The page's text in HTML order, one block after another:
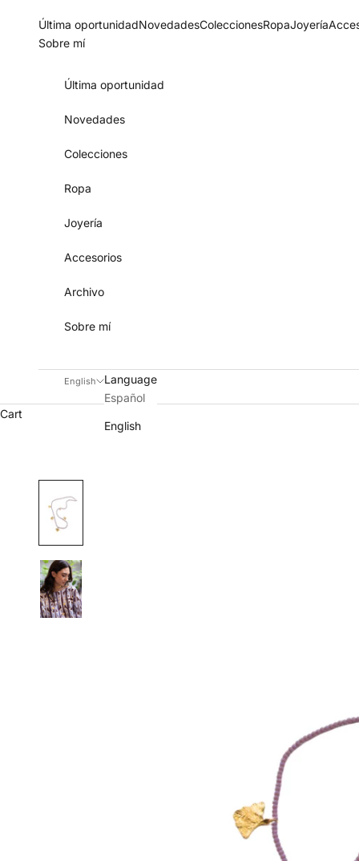
Última oportunidadNovedadesColeccionesRopaJoyería
Sobre mí
Última oportunidad
Novedades
Colecciones
Ropa
Joyería
Accesorios
Archivo
Sobre mí
English
Language
Español
English
Cart